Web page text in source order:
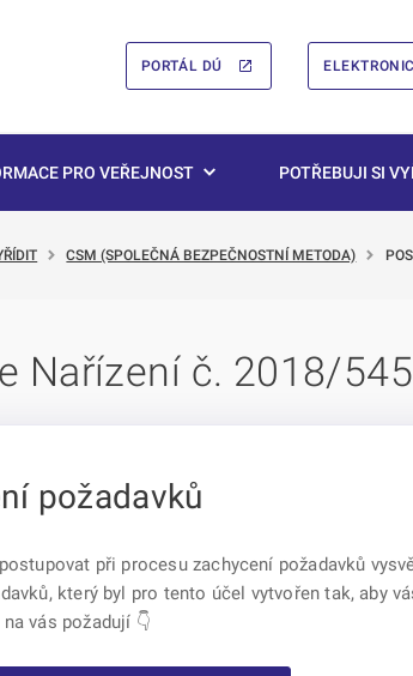
PORTÁL DÚ
PRO VEŘEJNOST POTŘEBUJI SI
CSM (SPOLEČNÁ BEZPEČNOSTNÍ METODA)
Nařízení č. 2018/545
požadavků
při procesu zachycení požadavků
který byl pro tento účel vytvořen tak, aby
vás požadují 👇